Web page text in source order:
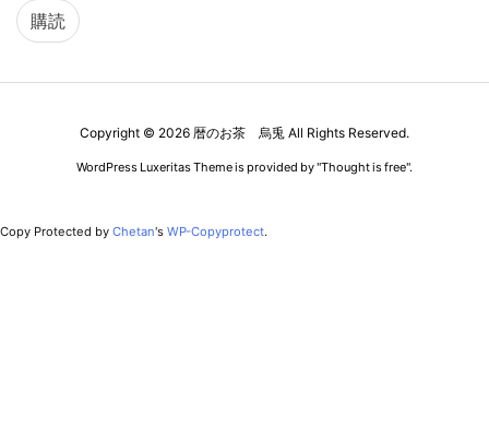
ア
ド
購読
Copyright © 2026 暦のお茶 烏兎 All Rights Reserved.
WordPress Luxeritas Theme is provided by "Thought is free".
Copy Protected by Chetan's WP-Copyprotect.